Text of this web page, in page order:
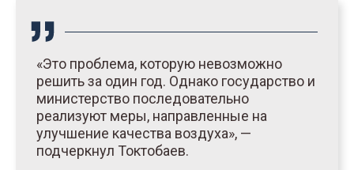
«Это проблема, которую невозможно
решить за один год. Однако государство и
министерство последовательно
реализуют меры, направленные на
улучшение качества воздуха», —
подчеркнул Токтобаев.